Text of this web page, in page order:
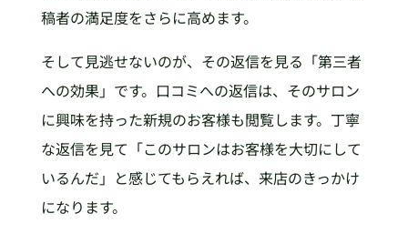
稿者の満足度をさらに高めます。
そして見逃せないのが、その返信を見る「第三者
への効果」です。口コミへの返信は、そのサロン
に興味を持った新規のお客様も閲覧します。丁寧
な返信を見て「このサロンはお客様を大切にして
いるんだ」と感じてもらえれば、来店のきっかけ
になります。